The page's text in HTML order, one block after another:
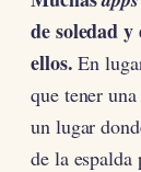
de soledad
ellos. En
que tener
un lugar
de la espalda